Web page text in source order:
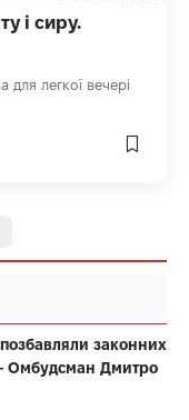
і сиру.
для легкої вечері
законних
– Омбудсман Дмитро